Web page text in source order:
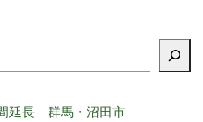
延長 群馬・沼田市